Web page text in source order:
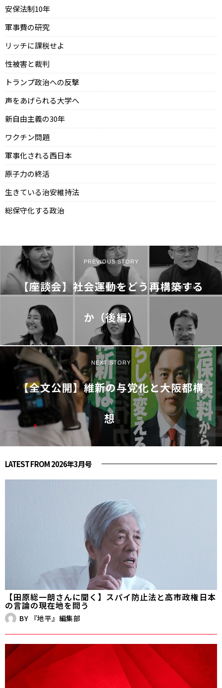
安保法制10年
軍事費の研究
リッチに課税せよ
性被害と裁判
トランプ政治への反撃
声をあげられる大学へ
新自由主義の30年
ワクチン問題
軍事化される西日本
原子力の終活
生きている治安維持法
総保守化する政治
PREVIOUS STORY
【座談会】社会運動をどう再構築する
か（後編）
NEXT STORY
【全文公開】維新の与党化と大阪都構
想
LATEST FROM 2026年3月号
【田原総一朗さんに聞く】スパイ防止法と高市政権――日本
の言論の現在地を問う
BY 『地平』編集部